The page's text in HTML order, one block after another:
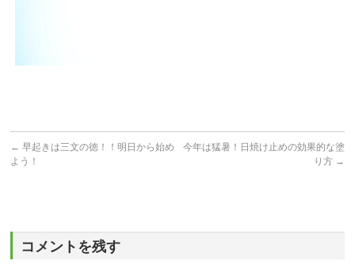
← 早起きは三文の徳！！明日から始め
よう！
今年は猛暑！日焼け止めの効果的な塗
り方 →
コメントを残す